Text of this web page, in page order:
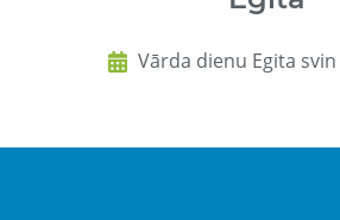
Vārda dienu Egita svin